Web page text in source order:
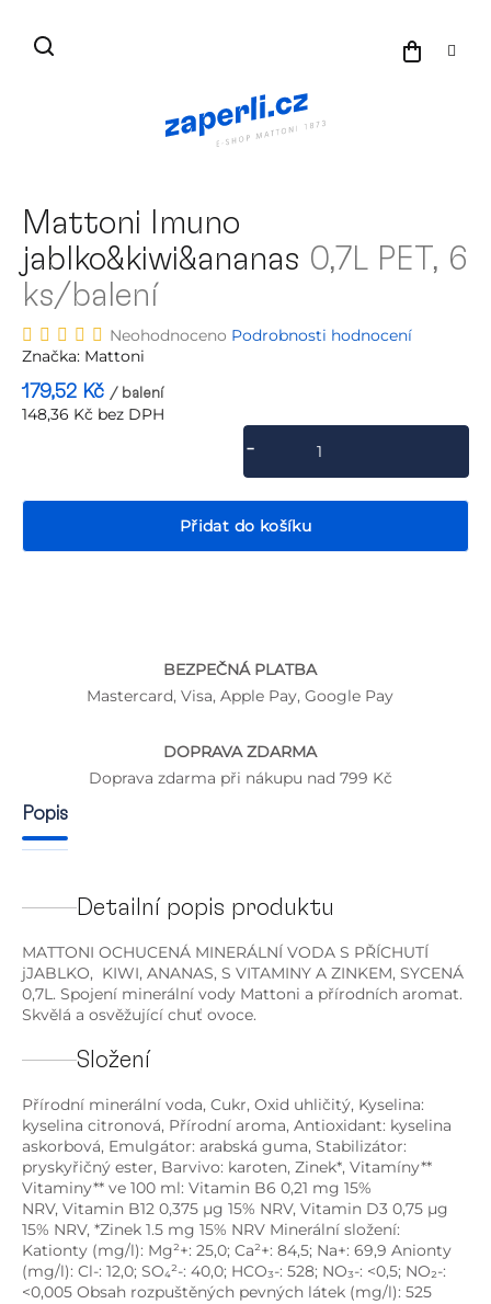
obsah
Mattoni Imuno
jablko&kiwi&ananas 0,7L PET, 6
ks/balení
Průměrné
hodnocení
je
0,0
Neohodnoceno Podrobnosti hodnocení
Značka: Mattoni
179,52 Kč / balení
148,36 Kč bez DPH
Přidat do košíku
BEZPEČNÁ PLATBA
Mastercard, Visa, Apple Pay, Google Pay
DOPRAVA ZDARMA
Doprava zdarma při nákupu nad 799 Kč
Popis
Detailní popis produktu
MATTONI OCHUCENÁ MINERÁLNÍ VODA S PŘÍCHUTÍ
jJABLKO, KIWI, ANANAS, S VITAMINY A ZINKEM, SYCENÁ
0,7L. Spojení minerální vody Mattoni a přírodních aromat.
Skvělá a osvěžující chuť ovoce.
Složení
Přírodní minerální voda, Cukr, Oxid uhličitý, Kyselina:
kyselina citronová, Přírodní aroma, Antioxidant: kyselina
askorbová, Emulgátor: arabská guma, Stabilizátor:
pryskyřičný ester, Barvivo: karoten, Zinek*, Vitamíny**
Vitaminy** ve 100 ml: Vitamin B6 0,21 mg 15%
NRV, Vitamin B12 0,375 µg 15% NRV, Vitamin D3 0,75 µg
15% NRV, *Zinek 1.5 mg 15% NRV Minerální složení:
Kationty (mg/l): Mg²+: 25,0; Ca²+: 84,5; Na+: 69,9 Anionty
(mg/l): Cl-: 12,0; SO₄²-: 40,0; HCO₃-: 528; NO₃-: <0,5; NO₂-:
<0,005 Obsah rozpuštěných pevných látek (mg/l): 525